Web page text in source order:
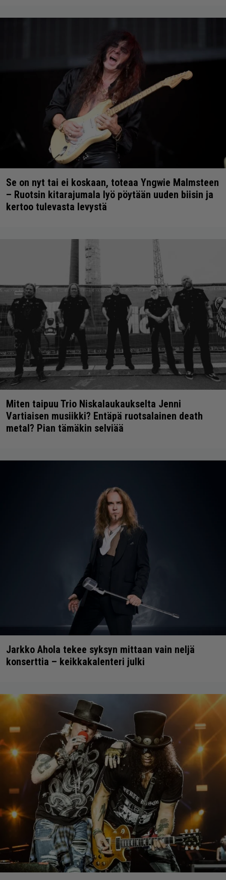
Se on nyt tai ei koskaan, toteaa Yngwie Malmsteen
– Ruotsin kitarajumala lyö pöytään uuden biisin ja
kertoo tulevasta levystä
Miten taipuu Trio Niskalaukaukselta Jenni
Vartiaisen musiikki? Entäpä ruotsalainen death
metal? Pian tämäkin selviää
Jarkko Ahola tekee syksyn mittaan vain neljä
konserttia – keikkakalenteri julki